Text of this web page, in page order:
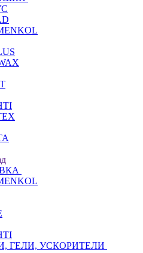
ГЕЛИ, УСКОРИТЕЛИ